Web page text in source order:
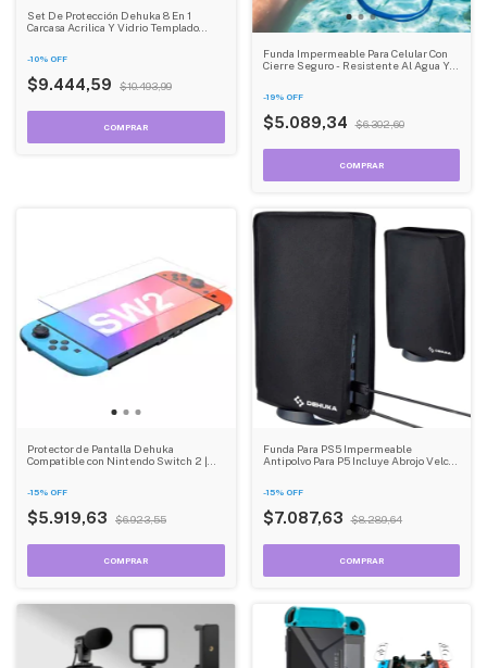
Set De Protección Dehuka 8 En 1
Carcasa Acrilica Y Vidrio Templado
-10% OFF
$9.444,59 $10.493,99
Funda Impermeable Para Celular Con
Cierre Seguro - Resistente Al Agua Y
-19% OFF
$5.089,34 $6.302,60
Protector de Pantalla Dehuka
Compatible con Nintendo Switch 2 |
-15% OFF
$5.919,63 $6.923,55
Funda Para PS5 Impermeable
Antipolvo Para P5 Incluye Abrojo Velcro
-15% OFF
$7.087,63 $8.289,64